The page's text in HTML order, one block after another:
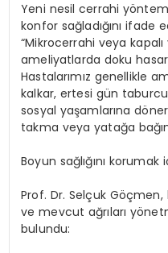
Yeni nesil cerrahi
konfor sağladığını ifade
“Mikrocerrahi veya
ameliyatlarda doku
Hastalarımız genellikle
kalkar, ertesi gün
sosyal yaşamlarına
takma veya yatağa
Boyun sağlığını korumak
Prof. Dr. Selçuk Göçmen,
ve mevcut ağrıları
bulundu: